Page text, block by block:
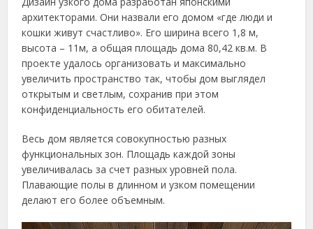
архитекторами. Они назвали его домом «где люди и
кошки живут счастливо». Его ширина всего 1,8 м,
высота – 11м, а общая площадь дома 80,42 кв.м. В
проекте удалось организовать и максимально
увеличить пространство так, чтобы дом выглядел
открытым и светлым, сохранив при этом
конфиденциальность его обитателей.
Весь дом является совокупностью разных
функциональных зон. Площадь каждой зоны
увеличивалась за счет разных уровней пола.
Плавающие полы в длинном и узком помещении
делают его более объемным.